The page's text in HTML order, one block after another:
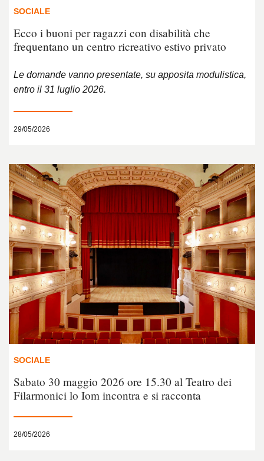
SOCIALE
Ecco i buoni per ragazzi con disabilità che
frequentano un centro ricreativo estivo privato
Le domande vanno presentate, su apposita modulistica,
entro il 31 luglio 2026.
29/05/2026
SOCIALE
Sabato 30 maggio 2026 ore 15.30 al Teatro dei
Filarmonici lo Iom incontra e si racconta
28/05/2026